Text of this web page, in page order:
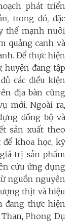
phát triển
trong đó, đặc
thế mạnh nuôi
quảng canh và
Để thực hiện
huyện đang tập
các điều kiện
địa bàn cũng
mới. Ngoài ra,
đồng bộ và
sản xuất theo
khoa học, kỹ
trị sản phẩm
cứu ứng dụng
nguồn nguyên
thịt và hiệu
đang thực hiện
Phong Dụ